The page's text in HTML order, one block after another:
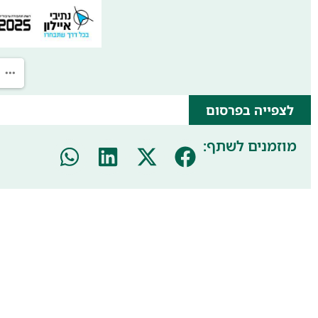
לצפייה בפרסום
מוזמנים לשתף: